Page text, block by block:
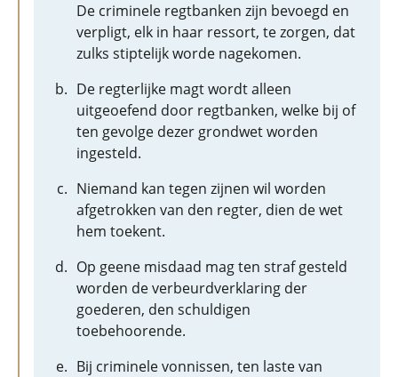
De criminele regtbanken zijn bevoegd en
verpligt, elk in haar ressort, te zorgen, dat
zulks stiptelijk worde nagekomen.
De regterlijke magt wordt alleen
uitgeoefend door regtbanken, welke bij of
ten gevolge dezer grondwet worden
ingesteld.
Niemand kan tegen zijnen wil worden
afgetrokken van den regter, dien de wet
hem toekent.
Op geene misdaad mag ten straf gesteld
worden de verbeurdverklaring der
goederen, den schuldigen
toebehoorende.
Bij criminele vonnissen, ten laste van